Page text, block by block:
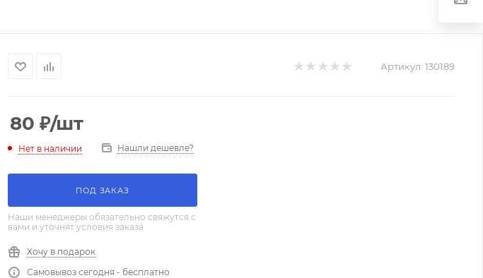
Артикул: 130189
80 ₽/шт
Нет в наличии Нашли дешевле?
ПОД ЗАКАЗ
Наши менеджеры обязательно свяжутся с
вами и уточнят условия заказа
Хочу в подарок
Самовывоз сегодня - бесплатно